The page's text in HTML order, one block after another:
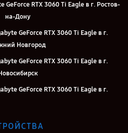
RTX 3060 Ti Eagle в г. Ростов-
на-Дону
GeForce RTX 3060 Ti Eagle в г.
Новгород
GeForce RTX 3060 Ti Eagle в г.
GeForce RTX 3060 Ti Eagle в г.